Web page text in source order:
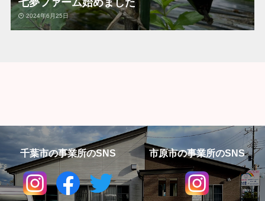
七夢ファーム始めました
2024年6月25日
千葉市の事業所のSNS 市原市の事業所のSNS